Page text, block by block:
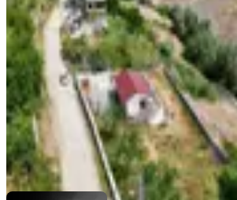
Onikişubat, Tekir Mahallesi
1+1
1030 m²·31.07.2026
6.200.000 ₺
YENİ ROTA İNŞAAT EMLAKFaruk ATCI
Ara